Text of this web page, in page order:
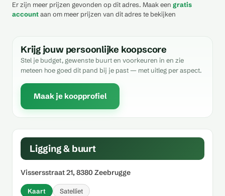
Er zijn meer prijzen gevonden op dit adres. Maak een gratis
accountaan om meer prijzen van dit adres te bekijken
Krijg jouw persoonlijke koopscore
Stel je budget, gewenste buurt en voorkeuren in en zie
meteen hoe goed dit pand bij je past — met uitleg per aspect.
Maak je koopprofiel
Ligging & buurt
Vissersstraat 21, 8380 Zeebrugge
Kaart
Satelliet